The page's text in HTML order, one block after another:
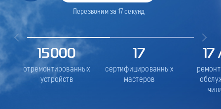
Перезвоним за 17секунд
15000
отремонтированных
устройств
17
сертифицированных
мастеров
17